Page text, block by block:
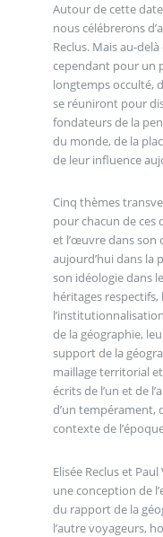
Autour de cette
nous célébrerons
Reclus. Mais au-
cependant pour un
longtemps occulté,
se réuniront pour
fondateurs de la
du monde, de la
de leur influence
Cinq thèmes
pour chacun de ces
et l’œuvre dans son
aujourd’hui dans la
son idéologie dans
héritages respectifs,
de la géographie,
support de la
maillage territorial
écrits de l’un et de
d’un tempérament,
contexte de
Elisée Reclus et
une conception de
du rapport de la
l’autre voyageurs,